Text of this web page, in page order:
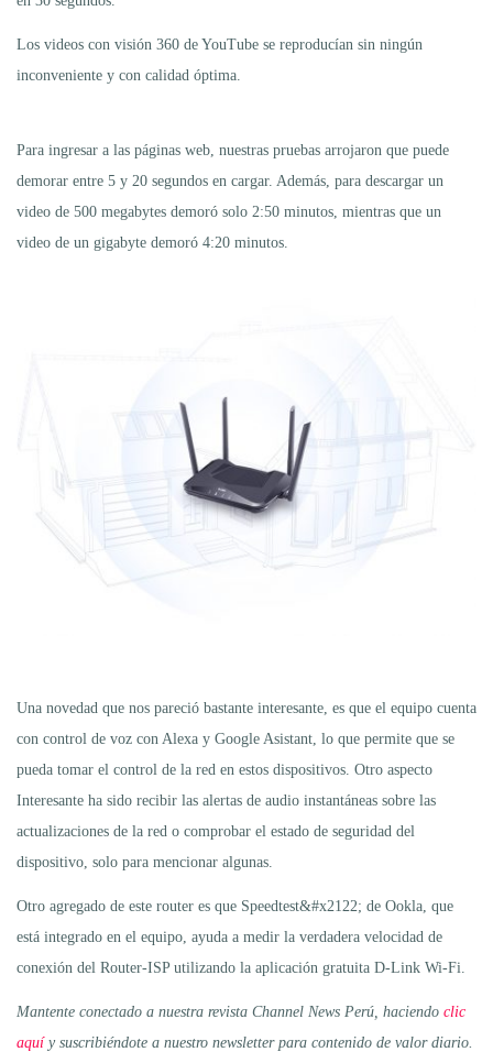
Los videos con visión 360 de YouTube se reproducían sin ningún
inconveniente y con calidad óptima.
Para ingresar a las páginas web, nuestras pruebas arrojaron que puede
demorar entre 5 y 20 segundos en cargar. Además, para descargar un
video de 500 megabytes demoró solo 2:50 minutos, mientras que un
video de un gigabyte demoró 4:20 minutos.
Una novedad que nos pareció bastante interesante, es que el equipo cuenta
con control de voz con Alexa y Google Asistant, lo que permite que se
pueda tomar el control de la red en estos dispositivos. Otro aspecto
Interesante ha sido recibir las alertas de audio instantáneas sobre las
actualizaciones de la red o comprobar el estado de seguridad del
dispositivo, solo para mencionar algunas.
Otro agregado de este router es que Speedtest&#x2122; de Ookla, que
está integrado en el equipo, ayuda a medir la verdadera velocidad de
conexión del Router-ISP utilizando la aplicación gratuita D-Link Wi-Fi.
Mantente conectado a nuestra revista Channel News Perú, haciendo clic
aquíy suscribiéndote a nuestro newsletter para contenido de valor diario.